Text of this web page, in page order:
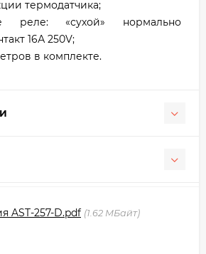
термодатчика;
реле: «сухой» нормально
16А 250V;
в комплекте.
AST-257-D.pdf 1.62 МБайт